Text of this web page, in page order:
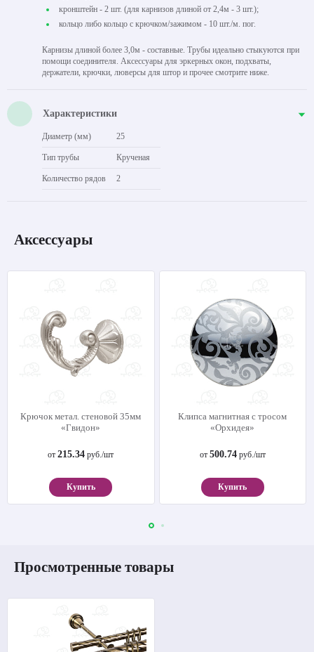
кронштейн - 2 шт. (для карнизов длиной от 2,4м - 3 шт.);
кольцо либо кольцо с крючком/зажимом - 10 шт./м. пог.
Карнизы длиной более 3,0м - составные. Трубы идеально стыкуются при
помощи соединителя. Аксессуары для эркерных окон, подхваты,
держатели, крючки, люверсы для штор и прочее смотрите ниже.
Характеристики
Диаметр (мм) 25
Тип трубы Крученая
Количество рядов 2
Аксессуары
Крючок метал. стеновой 35мм
«Гвидон»
от215.34 руб./шт
Купить
Клипса магнитная с тросом
«Орхидея»
от 500.74руб./шт
Купить
Просмотренные товары